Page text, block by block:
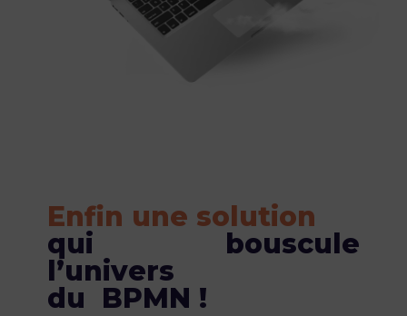
Enfin une solution
qui bouscule
l’univers
du BPMN !